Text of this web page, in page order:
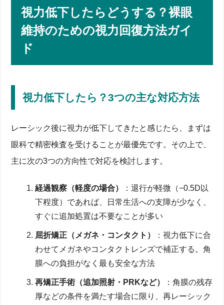
視力低下したらどうする？裸眼
維持のための視力回復方法ガイ
ド
視力低下したら？3つの主な対応方法
レーシック後に視力が低下してきたと感じたら、まずは
眼科で精密検査を受けることが最優先です。その上で、
主に次の3つの方向性で対応を検討します。
経過観察（軽度の場合）
：退行が軽微（−0.5D以
下程度）であれば、日常生活への支障が少なく、
すぐに追加処置は不要なことが多い
屈折矯正（メガネ・コンタクト）
：視力低下に合
わせてメガネやコンタクトレンズで補正する。角
膜への負担がなく最も安全な方法
再矯正手術（追加照射・PRKなど）
：角膜の残存
厚などの条件を満たす場合に限り、再レーシック